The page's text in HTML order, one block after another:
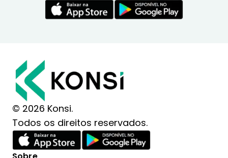
© 2026 Konsi.
Todos os direitos reservados.